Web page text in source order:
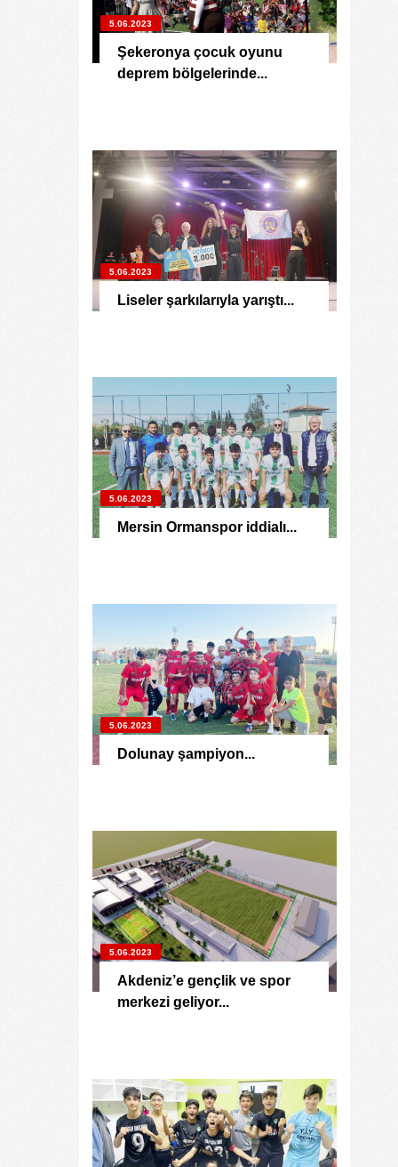
5.06.2023
Şekeronya çocuk oyunu
deprem bölgelerinde...
5.06.2023
Liseler şarkılarıyla yarıştı...
5.06.2023
Mersin Ormanspor iddialı...
5.06.2023
Dolunay şampiyon...
5.06.2023
Akdeniz’e gençlik ve spor
merkezi geliyor...